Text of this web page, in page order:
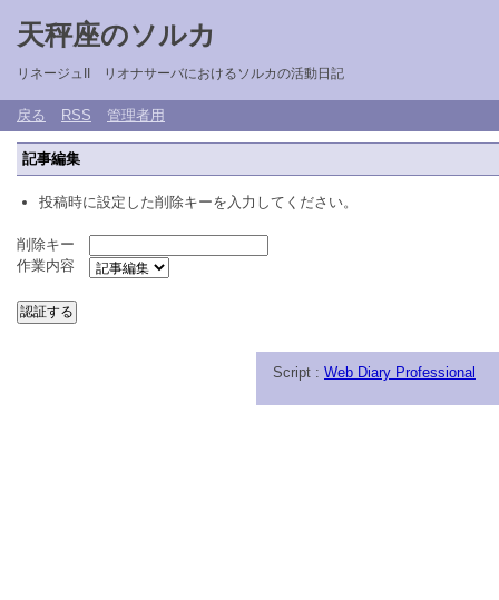
天秤座のソルカ
リネージュII リオナサーバにおけるソルカの活動日記
戻る RSS 管理者用
記事編集
投稿時に設定した削除キーを入力してください。
削除キー
作業内容
Script : Web Diary Professional